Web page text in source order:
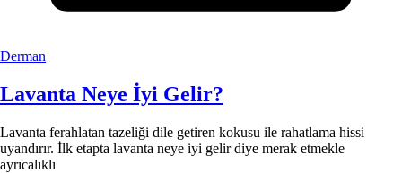
Derman
Lavanta Neye İyi Gelir?
Lavanta ferahlatan tazeliği dile getiren kokusu ile rahatlama hissi
uyandırır. İlk etapta lavanta neye iyi gelir diye merak etmekle
ayrıcalıklı